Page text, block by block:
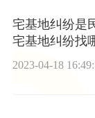
宅基地纠纷是
宅基地纠纷找
2023-04-18